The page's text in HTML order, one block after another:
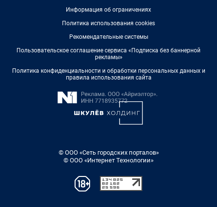
Информация об ограничениях
Политика использования cookies
Рекомендательные системы
Пользовательское соглашение сервиса «Подписка без баннерной
рекламы»
Политика конфиденциальности и обработки персональных данных и
правила использования сайта
© ООО «Сеть городских порталов»
© ООО «Интернет Технологии»